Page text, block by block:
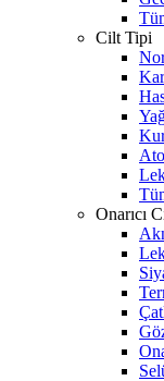
Cilt Tipi
Onarıcı